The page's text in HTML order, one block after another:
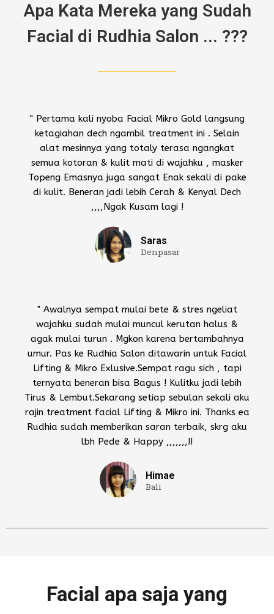
Apa Kata Mereka yang Sudah
Facial di Rudhia Salon ... ???
" Pertama kali nyoba Facial Mikro Gold langsung
ketagiahan dech ngambil treatment ini . Selain
alat mesinnya yang totaly terasa ngangkat
semua kotoran & kulit mati di wajahku , masker
Topeng Emasnya juga sangat Enak sekali di pake
di kulit. Beneran jadi lebih Cerah & Kenyal Dech
,,,,Ngak Kusam lagi !
Saras
Denpasar
" Awalnya sempat mulai bete & stres ngeliat
wajahku sudah mulai muncul kerutan halus &
agak mulai turun . Mgkon karena bertambahnya
umur. Pas ke Rudhia Salon ditawarin untuk Facial
Lifting & Mikro Exlusive.Sempat ragu sich , tapi
ternyata beneran bisa Bagus ! Kulitku jadi lebih
Tirus & Lembut.Sekarang setiap sebulan sekali aku
rajin treatment facial Lifting & Mikro ini. Thanks ea
Rudhia sudah memberikan saran terbaik, skrg aku
lbh Pede & Happy ,,,,,,,!!
Himae
Bali
Facial apa saja yang